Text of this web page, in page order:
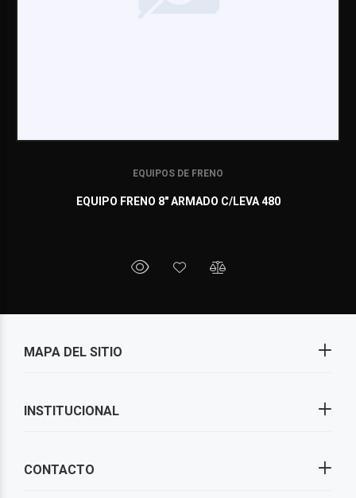
EQUIPOS DE FRENO
EQUIPO FRENO 8" ARMADO C/LEVA 480
MAPA DEL SITIO
INSTITUCIONAL
CONTACTO